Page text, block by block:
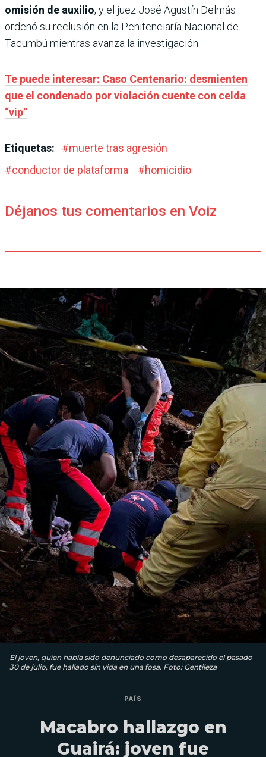
omisión de auxilio, y el juez José Agustín Delmás
ordenó su reclusión en la Penitenciaría Nacional de
Tacumbú mientras avanza la investigación.
Te puede interesar: Caso Centenario: desmienten
que el condenado por violación cuente con celda
“vip”
Etiquetas: #muerte tras agresión
#conductor de plataforma #homicidio
Déjanos tus comentarios en Voiz
El joven, quien había sido denunciado como desaparecido el pasado
30 de julio, fue hallado sin vida en una fosa. Foto: Gentileza
PAÍS
Macabro hallazgo en
Guairá: joven fue